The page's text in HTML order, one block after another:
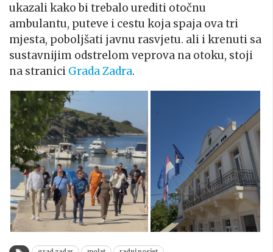
ukazali kako bi trebalo urediti otočnu
ambulantu, puteve i cestu koja spaja ova tri
mjesta, poboljšati javnu rasvjetu. ali i krenuti sa
sustavnijim odstrelom veprova na otoku, stoji
na stranici Grada Zadra.